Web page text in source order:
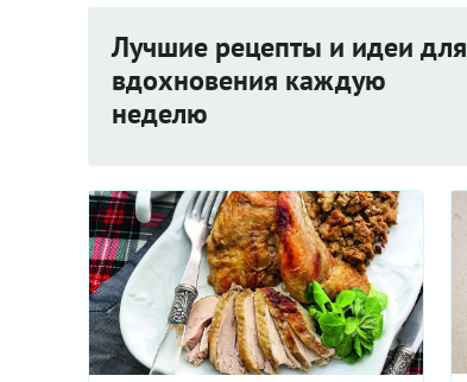
Лучшие рецепты и идеи для
вдохновения каждую
неделю